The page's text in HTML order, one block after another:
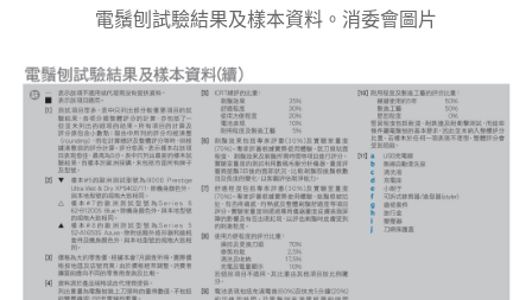
電鬚刨試驗結果及樣本資料。消委會圖片